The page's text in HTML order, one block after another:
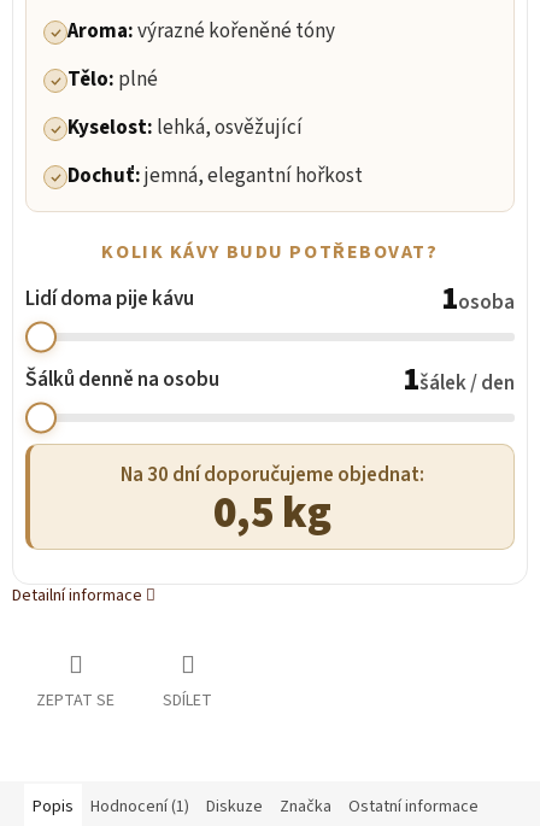
Aroma:výrazné kořeněné tóny
Tělo: plné
Kyselost: lehká, osvěžující
Dochuť:jemná, elegantní hořkost
KOLIK KÁVY BUDU POTŘEBOVAT?
Lidí doma pije kávu 1osoba
Šálků denně na osobu 1šálek / den
Na 30 dní doporučujeme objednat:
0,5 kg
Detailní informace
ZEPTAT SE SDÍLET
Popis Hodnocení (1) Diskuze Značka Ostatní informace